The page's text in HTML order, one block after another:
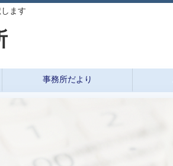
ます
事務所だより